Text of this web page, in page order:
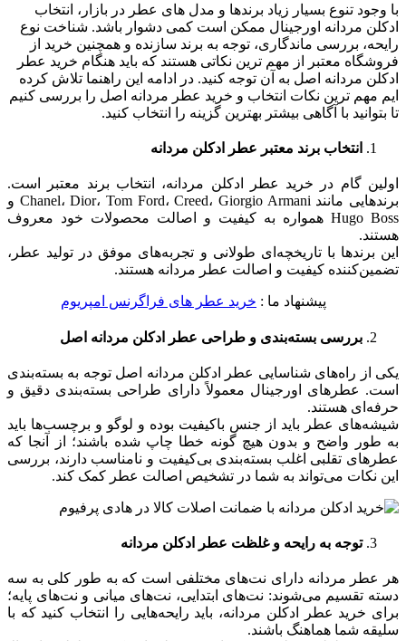
با وجود تنوع بسیار زیاد برندها و مدل های عطر در بازار، انتخاب
ادکلن مردانه اورجینال ممکن است کمی دشوار باشد. شناخت نوع
رایحه، بررسی ماندگاری، توجه به برند سازنده و همچنین خرید از
فروشگاه معتبر از مهم ترین نکاتی هستند که باید هنگام خرید عطر
ادکلن مردانه اصل به آن توجه کنید. در ادامه این راهنما تلاش کرده
ایم مهم ترین نکات انتخاب و خرید عطر مردانه اصل را بررسی کنیم
تا بتوانید با آگاهی بیشتر بهترین گزینه را انتخاب کنید.
انتخاب برند معتبر عطر ادکلن مردانه
اولین گام در خرید عطر ادکلن مردانه، انتخاب برند معتبر است.
برندهایی مانند Chanel، Dior، Tom Ford، Creed، Giorgio Armani و
Hugo Boss همواره به کیفیت و اصالت محصولات خود معروف
هستند.
این برندها با تاریخچه‌ای طولانی و تجربه‌های موفق در تولید عطر،
تضمین‌کننده کیفیت و اصالت عطر مردانه هستند.
پیشنهاد ما : خرید عطر های فراگرنس امپریوم
بررسی بسته‌بندی و طراحی عطر ادکلن مردانه اصل
یکی از راه‌های شناسایی عطر ادکلن مردانه اصل توجه به بسته‌بندی
است. عطرهای اورجینال معمولاً دارای طراحی بسته‌بندی دقیق و
حرفه‌ای هستند.
شیشه‌های عطر باید از جنس باکیفیت بوده و لوگو و برچسب‌ها باید
به طور واضح و بدون هیچ گونه خطا چاپ شده باشند؛ از آنجا که
عطرهای تقلبی اغلب بسته‌بندی بی‌کیفیت و نامناسب دارند، بررسی
این نکات می‌تواند به شما در تشخیص اصالت عطر کمک کند.
توجه به رایحه و غلظت عطر ادکلن مردانه
هر عطر مردانه دارای نت‌های مختلفی است که به طور کلی به سه
دسته تقسیم می‌شوند: نت‌های ابتدایی، نت‌های میانی و نت‌های پایه؛
برای خرید عطر ادکلن مردانه، باید رایحه‌هایی را انتخاب کنید که با
سلیقه شما هماهنگ باشند.